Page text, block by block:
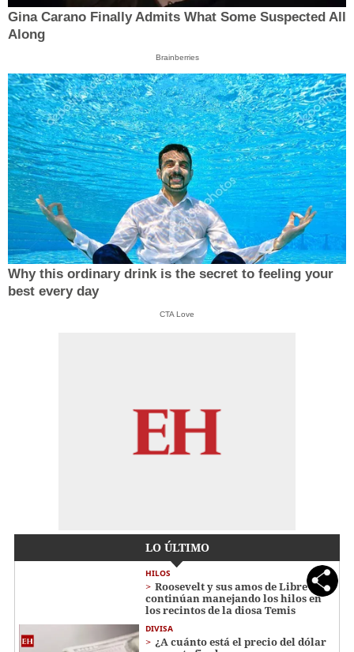
Gina Carano Finally Admits What Some Suspected All
Along
Brainberries
Why this ordinary drink is the secret to feeling your
best every day
CTA Love
LO ÚLTIMO
HILOS
Roosevelt y sus amos de Libre
continúan manejando los hilos en
los recintos de la diosa Temis
DIVISA
¿A cuánto está el precio del dólar